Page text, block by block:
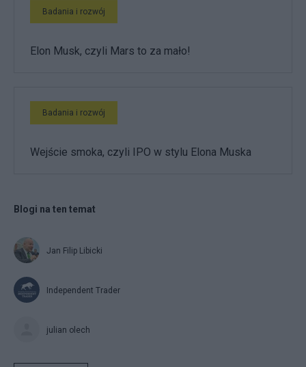
Badania i rozwój
Elon Musk, czyli Mars to za mało!
Badania i rozwój
Wejście smoka, czyli IPO w stylu Elona Muska
Blogi na ten temat
Jan Filip Libicki
Independent Trader
julian olech